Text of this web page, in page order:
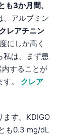
も3か月間、
、アルブミン
レアチニン
にしか高く
私は、まず患
内することが
。 クレア
ます。KDIGO
も0.3 mg/dL